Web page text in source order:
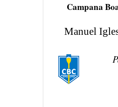
Campana
Manuel